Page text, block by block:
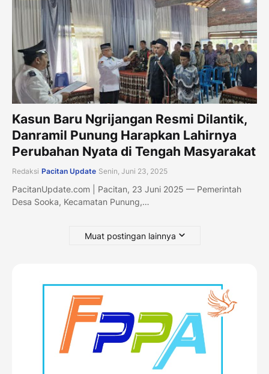
Kasun Baru Ngrijangan Resmi Dilantik,
Danramil Punung Harapkan Lahirnya
Perubahan Nyata di Tengah Masyarakat
Redaksi Pacitan Update Senin, Juni 23, 2025
PacitanUpdate.com | Pacitan, 23 Juni 2025 — Pemerintah
Desa Sooka, Kecamatan Punung,…
Muat postingan lainnya